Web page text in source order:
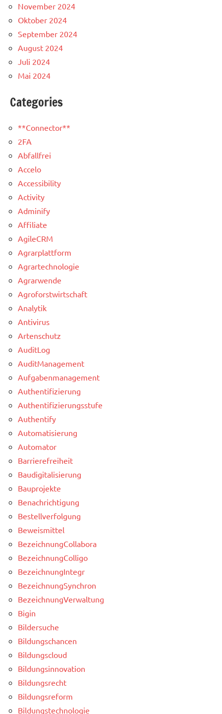
November 2024
Oktober 2024
September 2024
August 2024
Juli 2024
Mai 2024
Categories
**Connector**
2FA
Abfallfrei
Accelo
Accessibility
Activity
Adminify
Affiliate
AgileCRM
Agrarplattform
Agrartechnologie
Agrarwende
Agroforstwirtschaft
Analytik
Antivirus
Artenschutz
AuditLog
AuditManagement
Aufgabenmanagement
Authentifizierung
Authentifizierungsstufe
Authentify
Automatisierung
Automator
Barrierefreiheit
Baudigitalisierung
Bauprojekte
Benachrichtigung
Bestellverfolgung
Beweismittel
BezeichnungCollabora
BezeichnungColligo
BezeichnungIntegr
BezeichnungSynchron
BezeichnungVerwaltung
Bigin
Bildersuche
Bildungschancen
Bildungscloud
Bildungsinnovation
Bildungsrecht
Bildungsreform
Bildungstechnologie